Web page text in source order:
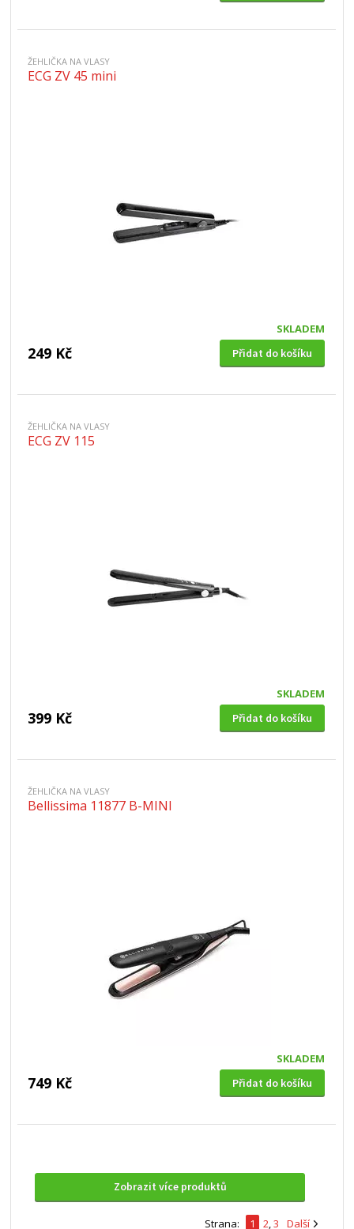
ŽEHLIČKA NA VLASY
ECG ZV 45 mini
SKLADEM
249 Kč Přidat do košíku
ŽEHLIČKA NA VLASY
ECG ZV 115
SKLADEM
399 Kč Přidat do košíku
ŽEHLIČKA NA VLASY
Bellissima 11877 B-MINI
SKLADEM
749 Kč Přidat do košíku
Zobrazit více produktů
Strana: 1 2,3 Další